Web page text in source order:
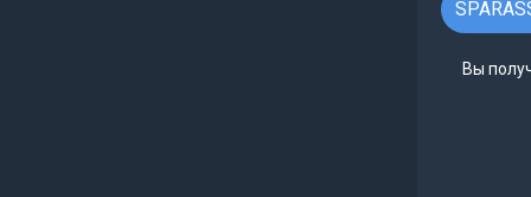
Вы